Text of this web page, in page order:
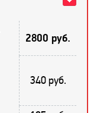
2800 руб.
340 руб.